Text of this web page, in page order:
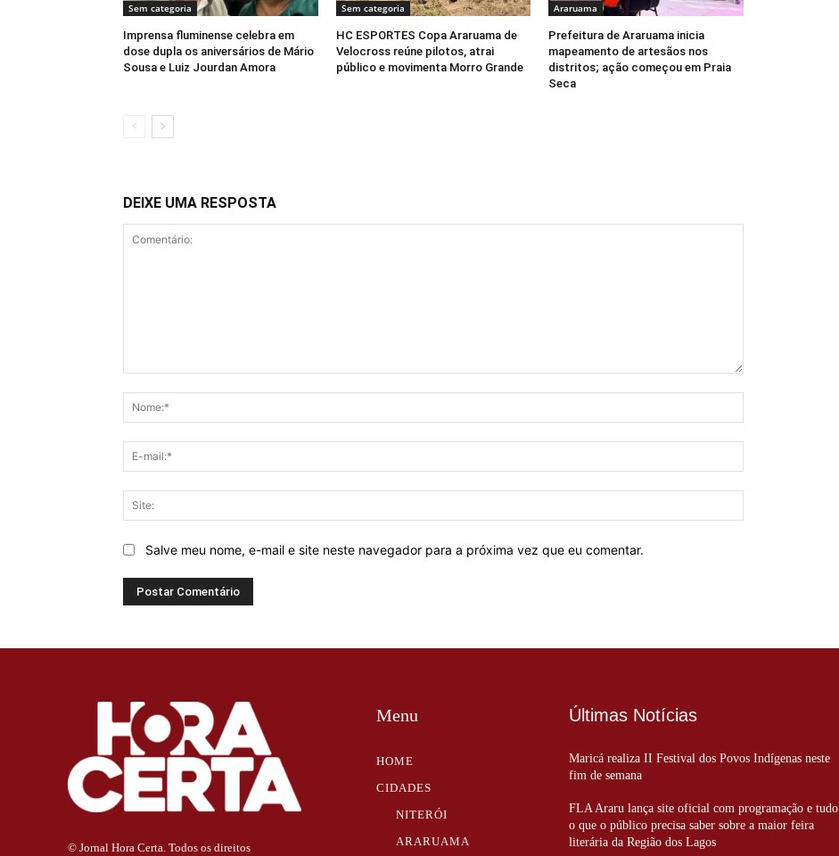
Sem categoria
Imprensa fluminense celebra em
dose dupla os aniversários de Mário
Sousa e Luiz Jourdan Amora
Sem categoria
HC ESPORTES Copa Araruama de
Velocross reúne pilotos, atrai
público e movimenta Morro Grande
Araruama
Prefeitura de Araruama inicia
mapeamento de artesãos nos
distritos; ação começou em Praia
Seca
DEIXE UMA RESPOSTA
mail:*
Salve meu nome, e-mail e site neste navegador para a próxima vez que eu comentar.
© Jornal Hora Certa. Todos os direitos
Menu
HOME
CIDADES
NITERÓI
ARARUAMA
Últimas Notícias
Maricá realiza II Festival dos Povos Indígenas neste
fim de semana
FLA Araru lança site oficial com programação e tudo
o que o público precisa saber sobre a maior feira
literária da Região dos Lagos